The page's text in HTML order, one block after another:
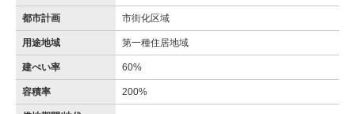
都市計画 市街化区域
用途地域 第一種住居地域
建ぺい率 60%
容積率 200%